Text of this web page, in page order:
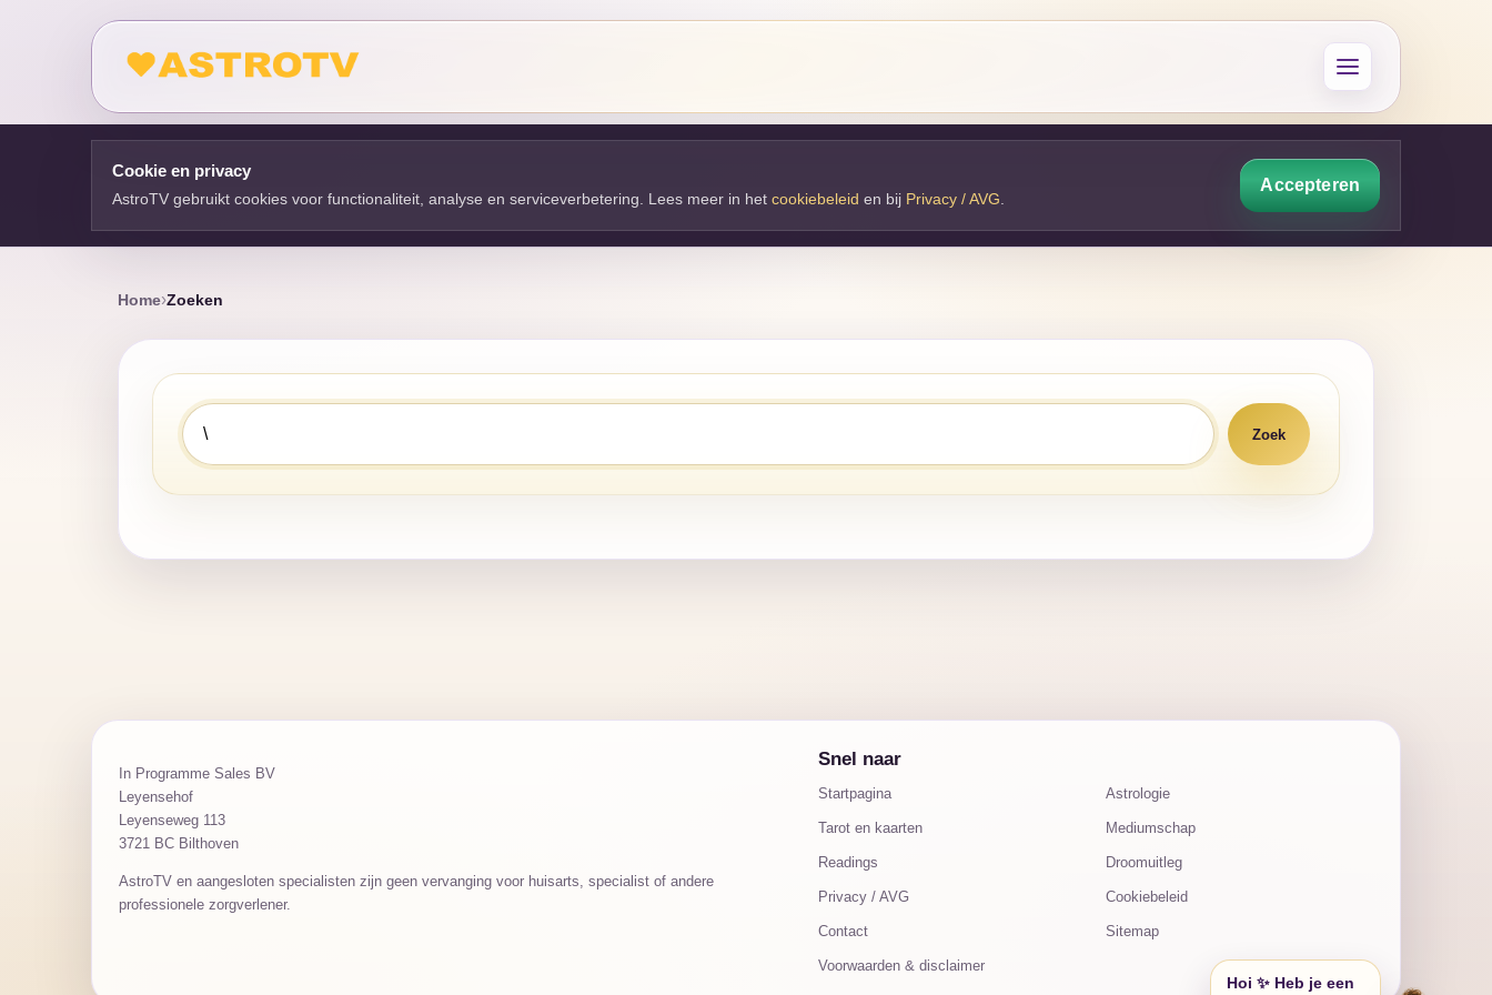
Cookie en privacy
AstroTV gebruikt cookies voor functionaliteit, analyse en serviceverbetering. Lees meer in het cookiebeleid en bij Privacy / AVG
Accepteren
Home Zoeken
In Programme Sales BV
Leyensehof
Leyenseweg 113
3721 BC Bilthoven
AstroTV en aangesloten specialisten zijn geen vervanging voor huisarts, specialist of andere
professionele zorgverlener.
Snel naar
Startpagina Astrologie
Tarot en kaarten Mediumschap
Readings Droomuitleg
Privacy / AVG Cookiebeleid
Contact Sitemap
Voorwaarden & disclaimer
Hoi ✨ Heb je een